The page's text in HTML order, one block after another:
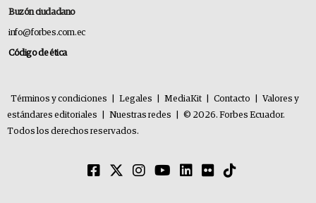
Buzón ciudadano
info@forbes.com.ec
Código de ética
Términos y condiciones Legales MediaKit Contacto
Valores y
estándares editoriales
Nuestras redes
© 2026. Forbes Ecuador.
Todos los derechos reservados.